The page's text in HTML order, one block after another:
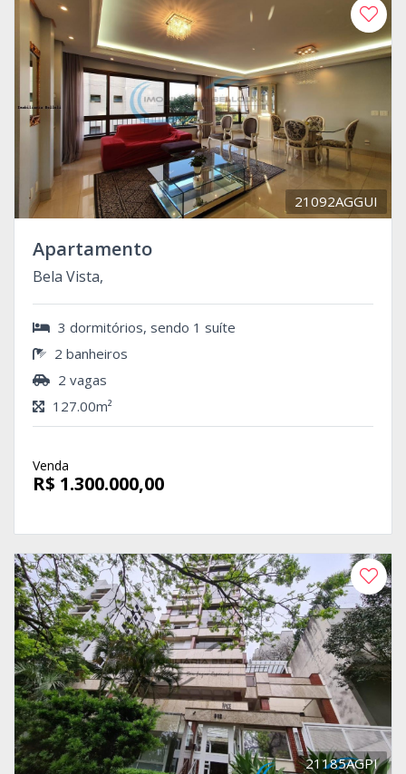
21092AGGUI
Apartamento
Bela Vista,
3 dormitórios, sendo 1 suíte
2 banheiros
2 vagas
127.00m²
Venda
R$ 1.300.000,00
21185AGPI